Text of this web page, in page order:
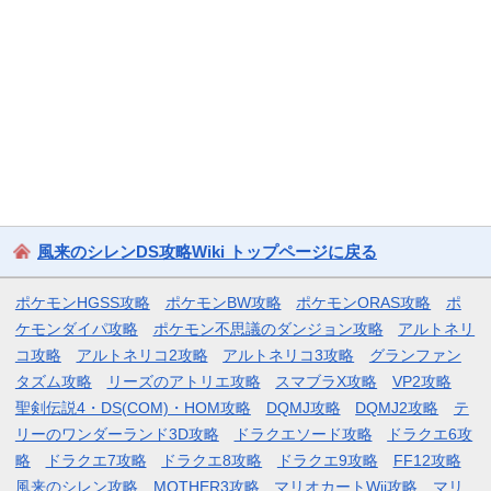
風来のシレンDS攻略Wiki トップページに戻る
ポケモンHGSS攻略 ポケモンBW攻略 ポケモンORAS攻略
ポ
ケモンダイパ攻略
ポケモン不思議のダンジョン攻略
アルトネリ
コ攻略
アルトネリコ2攻略 アルトネリコ3攻略
グランファン
タズム攻略
リーズのアトリエ攻略 スマブラX攻略
VP2攻略
聖剣伝説4・DS(COM)・HOM攻略
DQMJ攻略 DQMJ2攻略
テ
リーのワンダーランド3D攻略
ドラクエソード攻略
ドラクエ6攻
略
ドラクエ7攻略 ドラクエ8攻略 ドラクエ9攻略
FF12攻略
風来のシレン攻略
MOTHER3攻略 マリオカートWii攻略 マリ